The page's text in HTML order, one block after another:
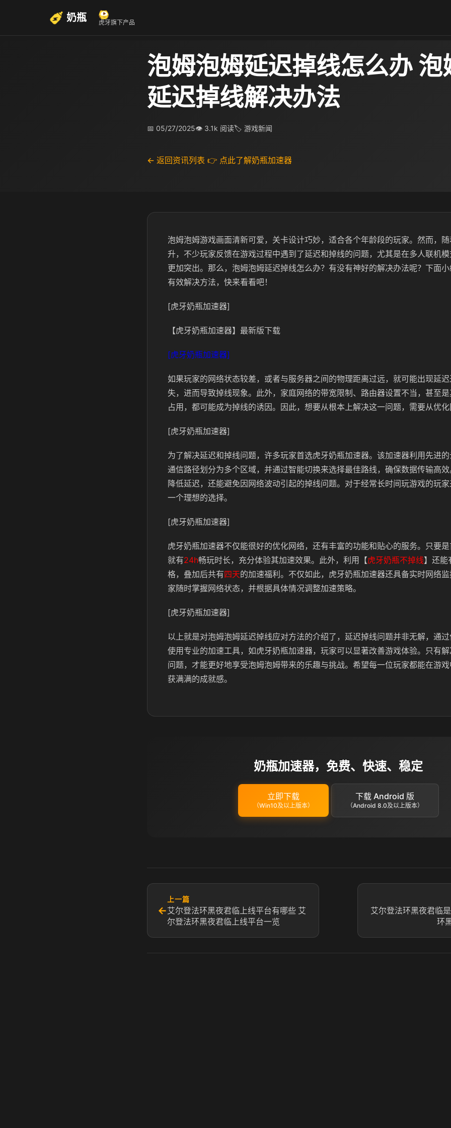
奶瓶 虎牙旗下产品
泡姆泡姆延迟掉线怎么办 泡
延迟掉线解决办法
📅 05/27/2025👁 3.1k 阅读🏷 游戏新闻
← 返回资讯列表 👉 点此了解奶瓶加速器
泡姆泡姆游戏画面清新可爱，关卡设计巧妙，适合各个年龄段的玩家。然而，
升，不少玩家反馈在游戏过程中遇到了延迟和掉线的问题，尤其是在多人联机
更加突出。那么，泡姆泡姆延迟掉线怎么办？有没有神好的解决办法呢？下面
有效解决方法，快来看看吧！
[虎牙奶瓶加速器]
【虎牙奶瓶加速器】最新版下载
[虎牙奶瓶加速器]
如果玩家的网络状态较差，或者与服务器之间的物理距离过远，就可能出现延
失，进而导致掉线现象。此外，家庭网络的带宽限制、路由器设置不当，甚至
占用，都可能成为掉线的诱因。因此，想要从根本上解决这一问题，需要从优
[虎牙奶瓶加速器]
为了解决延迟和掉线问题，许多玩家首选虎牙奶瓶加速器。该加速器利用先进
通信路径划分为多个区域，并通过智能切换来选择最佳路线，确保数据传输高
降低延迟，还能避免因网络波动引起的掉线问题。对于经常长时间玩游戏的玩
一个理想的选择。
[虎牙奶瓶加速器]
虎牙奶瓶加速器不仅能很好的优化网络，还有丰富的功能和贴心的服务。只要
就有24h畅玩时长，充分体验其加速效果。此外，利用【虎牙奶瓶不掉线】还能
格，叠加后共有四天的加速福利。不仅如此，虎牙奶瓶加速器还具备实时网络
家随时掌握网络状态，并根据具体情况调整加速策略。
[虎牙奶瓶加速器]
以上就是对泡姆泡姆延迟掉线应对方法的介绍了，延迟掉线问题并非无解，通
使用专业的加速工具，如虎牙奶瓶加速器，玩家可以显著改善游戏体验。只有
问题，才能更好地享受泡姆泡姆带来的乐趣与挑战。希望每一位玩家都能在游
获满满的成就感。
奶瓶加速器，免费、快速、稳定
立即下载
（Win10及以上版本）
下载 Android 版
（Android 8.0及以上版本）
←
上一篇
艾尔登法环黑夜君临上线平台有哪些 艾
尔登法环黑夜君临上线平台一览
艾尔登法环黑夜君临
环